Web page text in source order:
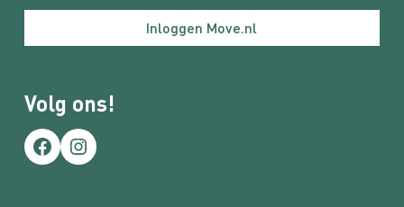
Inloggen Move.nl
Volg ons!
Facebook
Instagram